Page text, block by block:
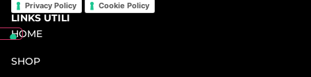
Privacy Policy Cookie Policy
LINKS UTILI
HOME
SHOP